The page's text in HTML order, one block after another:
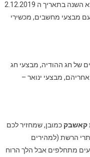
יום שני שאחרי יום שישי השחור בכל שנה, שיוצא השנה בתאריך ה 2.12.2019
מבצעי מחשבים, מכשירי
של חג ההודיה, מבצעי חג
מבצעי ינואר –
קאשבקכמובן, שמחזיר לכם
הרשת (למהירים
מתחלפים אבל הלך הרוח